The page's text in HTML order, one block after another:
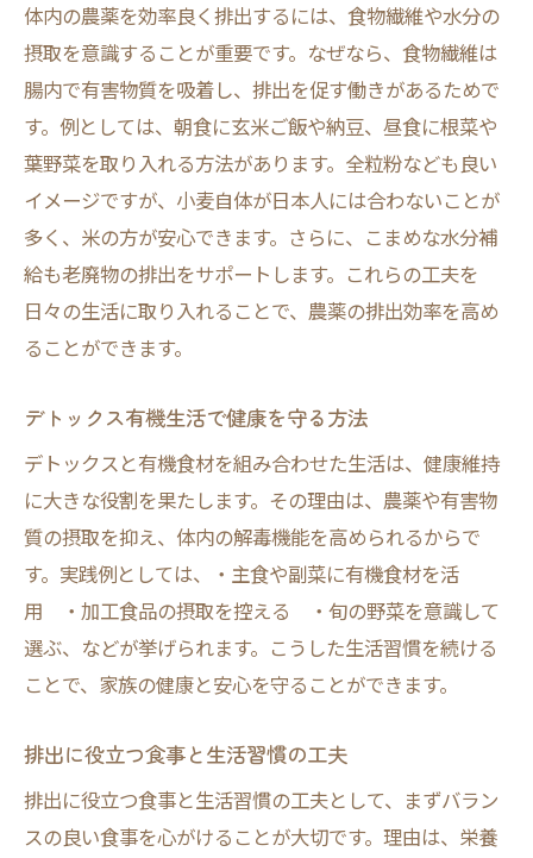
体内の農薬を効率良く排出するには、食物繊維や水分の
摂取を意識することが重要です。なぜなら、食物繊維は
腸内で有害物質を吸着し、排出を促す働きがあるためで
す。例としては、朝食に玄米ご飯や納豆、昼食に根菜や
葉野菜を取り入れる方法があります。全粒粉なども良い
イメージですが、小麦自体が日本人には合わないことが
多く、米の方が安心できます。さらに、こまめな水分補
給も老廃物の排出をサポートします。これらの工夫を
日々の生活に取り入れることで、農薬の排出効率を高め
ることができます。
デトックス有機生活で健康を守る方法
デトックスと有機食材を組み合わせた生活は、健康維持
に大きな役割を果たします。その理由は、農薬や有害物
質の摂取を抑え、体内の解毒機能を高められるからで
す。実践例としては、・主食や副菜に有機食材を活
用 ・加工食品の摂取を控える ・旬の野菜を意識して
選ぶ、などが挙げられます。こうした生活習慣を続ける
ことで、家族の健康と安心を守ることができます。
排出に役立つ食事と生活習慣の工夫
排出に役立つ食事と生活習慣の工夫として、まずバラン
スの良い食事を心がけることが大切です。理由は、栄養